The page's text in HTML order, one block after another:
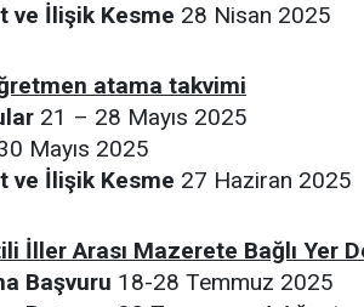
ve İlişik Kesme 28 Nisan 2025
atama takvimi
21 – 28 Mayıs 2025
Mayıs 2025
ve İlişik Kesme 27 Haziran 2025
İller Arası Mazerete Bağlı Yer
Başvuru 18-28 Temmuz 2025